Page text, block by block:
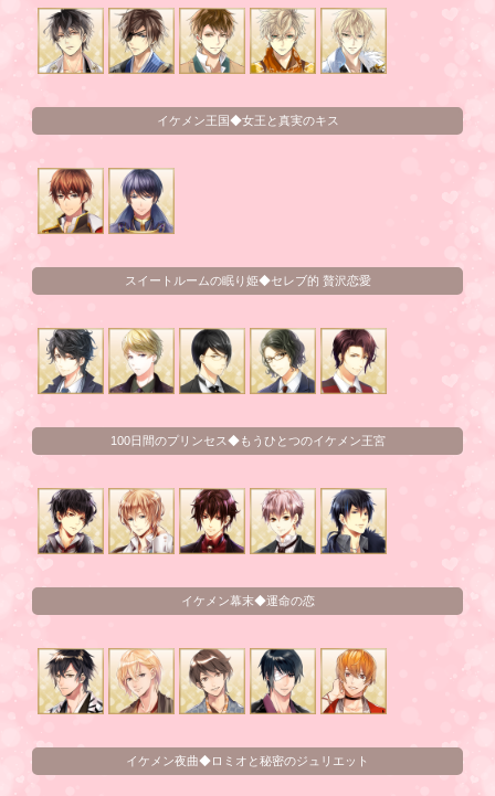
イケメン王国◆女王と真実のキス
スイートルームの眠り姫◆セレブ的 贅沢恋愛
100日間のプリンセス◆もうひとつのイケメン王宮
イケメン幕末◆運命の恋
イケメン夜曲◆ロミオと秘密のジュリエット